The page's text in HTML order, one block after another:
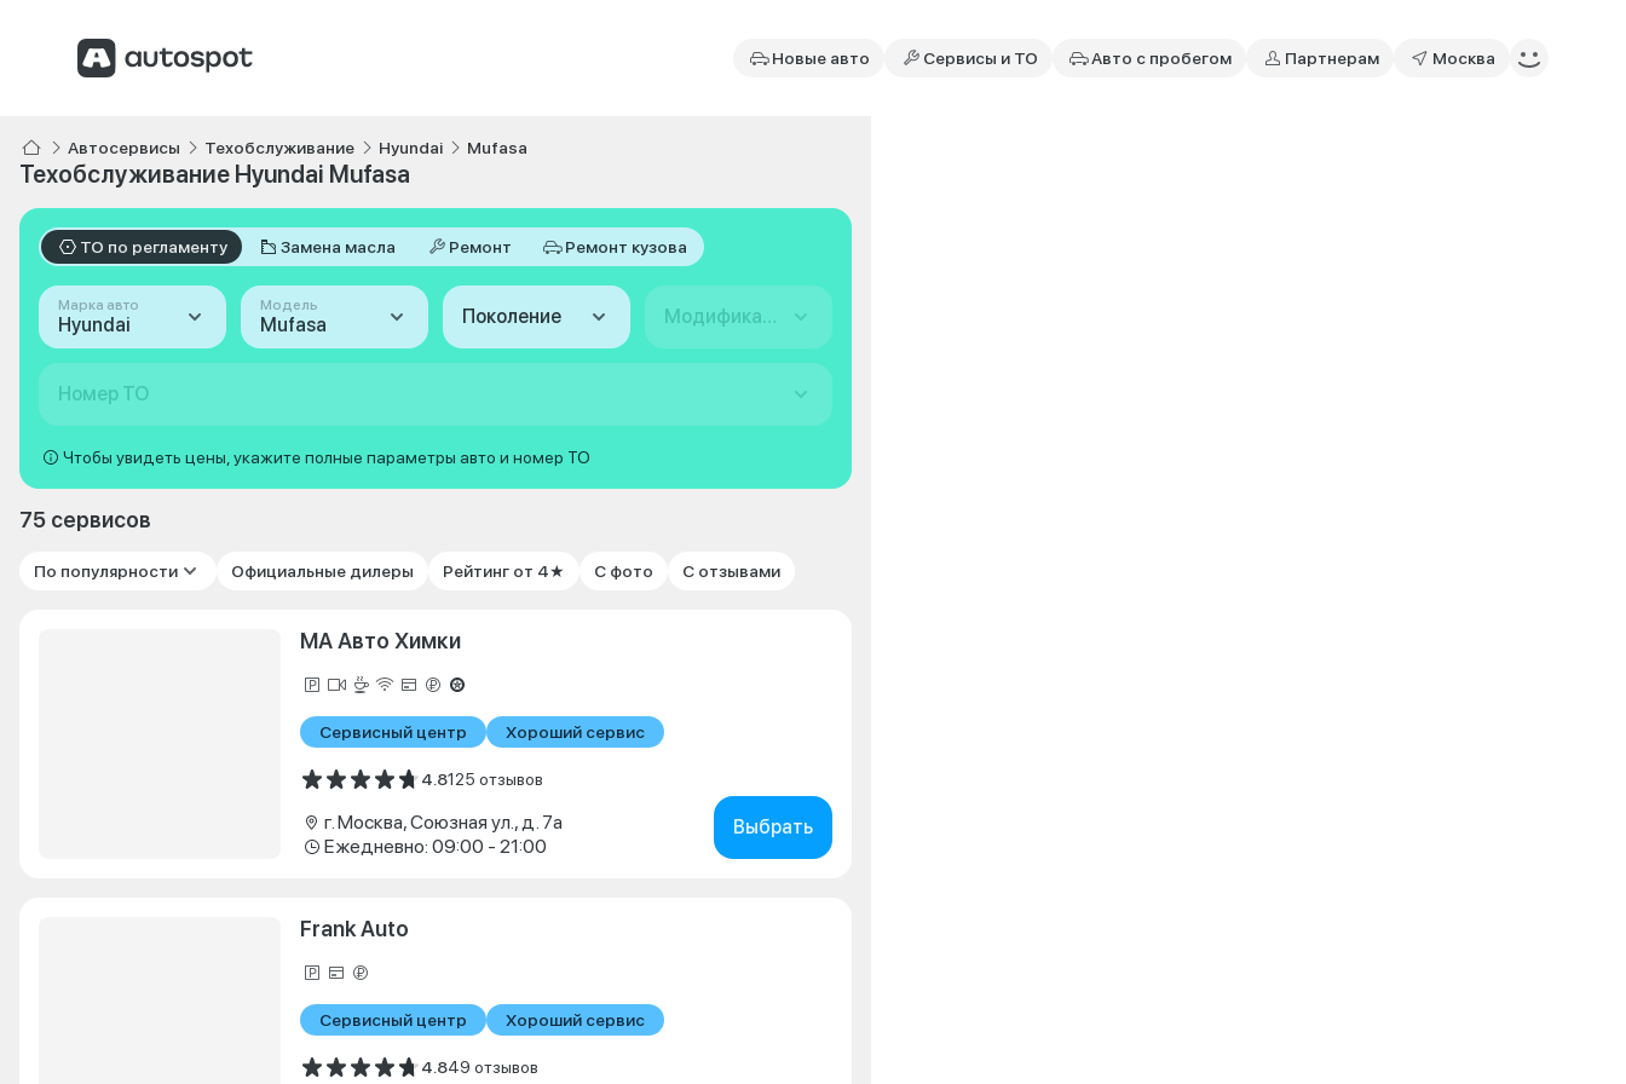
Новые авто Сервисы и ТО Авто с пробегом Партнерам Москва
Автосервисы Техобслуживание Hyundai Mufasa
Техобслуживание Hyundai Mufasa
ТО по регламенту Замена масла Ремонт Ремонт кузова
Марка авто
Hyundai
Модель
Mufasa Поколение Модификация
Номер ТО
Чтобы увидеть цены, укажите полные параметры авто и номер ТО
75 сервисов
По популярности Официальные дилеры Рейтинг от 4★ С фото С отзывами
МА Авто Химки
Сервисный центр Хороший сервис
4.8125 отзывов
г. Москва, Союзная ул., д. 7а
Ежедневно: 09:00 - 21:00
Выбрать
Frank Auto
Сервисный центр Хороший сервис
4.849 отзывов